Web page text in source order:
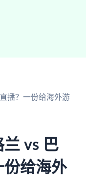
播？一份给海外游
vs 巴
份给海外